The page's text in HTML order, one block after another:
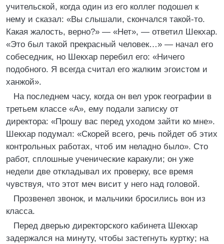
учительской, когда один из его коллег подошел к
нему и сказал: «Вы слышали, скончался такой-то.
Какая жалость, верно?» — «Нет», — ответил Шекхар.
«Это был такой прекрасный человек…» — начал его
собеседник, но Шекхар перебил его: «Ничего
подобного. Я всегда считал его жалким эгоистом и
ханжой».
На последнем часу, когда он вел урок географии в
третьем классе «А», ему подали записку от
директора: «Прошу вас перед уходом зайти ко мне».
Шекхар подумал: «Скорей всего, речь пойдет об этих
контрольных работах, чтоб им неладно было». Сто
работ, сплошные ученические каракули; он уже
недели две откладывал их проверку, все время
чувствуя, что этот меч висит у него над головой.
Прозвенел звонок, и мальчики бросились вон из
класса.
Перед дверью директорского кабинета Шекхар
задержался на минуту, чтобы застегнуть куртку; на